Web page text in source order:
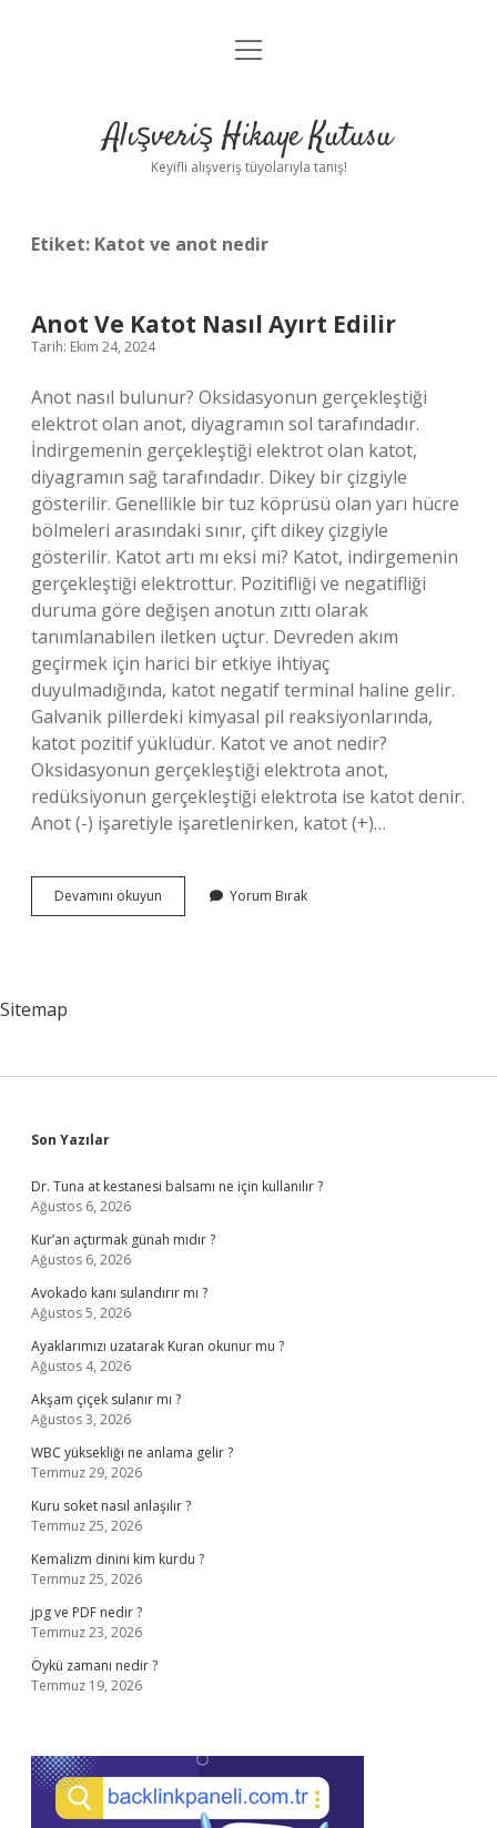
Anasayfa
Yasal Uyarı
menüyü
Alışveriş Hikaye Kutusu
Keyifli alışveriş tüyolarıyla tanış!
Etiket: Katot ve anot nedir
Anot Ve Katot Nasıl Ayırt Edilir
Tarih: Ekim 24, 2024
Anot nasıl bulunur? Oksidasyonun gerçekleştiği
elektrot olan anot, diyagramın sol tarafındadır.
İndirgemenin gerçekleştiği elektrot olan katot,
diyagramın sağ tarafındadır. Dikey bir çizgiyle
gösterilir. Genellikle bir tuz köprüsü olan yarı hücre
bölmeleri arasındaki sınır, çift dikey çizgiyle
gösterilir. Katot artı mı eksi mi? Katot, indirgemenin
gerçekleştiği elektrottur. Pozitifliği ve negatifliği
duruma göre değişen anotun zıttı olarak
tanımlanabilen iletken uçtur. Devreden akım
geçirmek için harici bir etkiye ihtiyaç
duyulmadığında, katot negatif terminal haline gelir.
Galvanik pillerdeki kimyasal pil reaksiyonlarında,
katot pozitif yüklüdür. Katot ve anot nedir?
Oksidasyonun gerçekleştiği elektrota anot,
redüksiyonun gerçekleştiği elektrota ise katot denir.
Anot (-) işaretiyle işaretlenirken, katot (+)…
Devamını okuyun
Ve
Yorum Bırak
Sitemap
Sidebar
Son Yazılar
Dr. Tuna at kestanesi balsamı ne için kullanılır ?
Ağustos 6, 2026
Kur’an açtırmak günah mıdır ?
Ağustos 6, 2026
Avokado kanı sulandırır mı ?
Ağustos 5, 2026
Ayaklarımızı uzatarak Kuran okunur mu ?
Ağustos 4, 2026
Akşam çiçek sulanır mı ?
Ağustos 3, 2026
WBC yüksekliği ne anlama gelir ?
Temmuz 29, 2026
Kuru soket nasıl anlaşılır ?
Temmuz 25, 2026
Kemalizm dinini kim kurdu ?
Temmuz 25, 2026
jpg ve PDF nedir ?
Temmuz 23, 2026
Öykü zamanı nedir ?
Temmuz 19, 2026